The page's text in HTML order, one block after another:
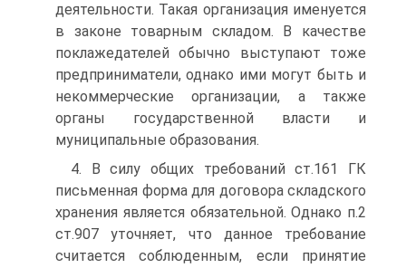
деятельности. Такая организация именуется
в законе товарным складом. В качестве
поклажедателей обычно выступают тоже
предприниматели, однако ими могут быть и
некоммерческие организации, а также
органы государственной власти и
муниципальные образования.
4. В силу общих требований ст.161 ГК
письменная форма для договора складского
хранения является обязательной. Однако п.2
ст.907 уточняет, что данное требование
считается соблюденным, если принятие